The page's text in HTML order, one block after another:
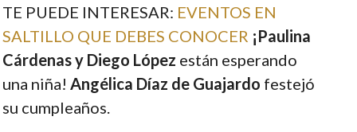
TE PUEDE INTERESAR: EVENTOS EN
SALTILLO QUE DEBES CONOCER ¡Paulina
Cárdenas y Diego López están esperando
una niña! Angélica Díaz de Guajardo festejó
su cumpleaños.